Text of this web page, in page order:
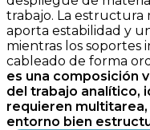
trabajo. La estructura
aporta estabilidad y
mientras los soportes
cableado de forma
es una composición
del trabajo analítico,
requieren
entorno bien